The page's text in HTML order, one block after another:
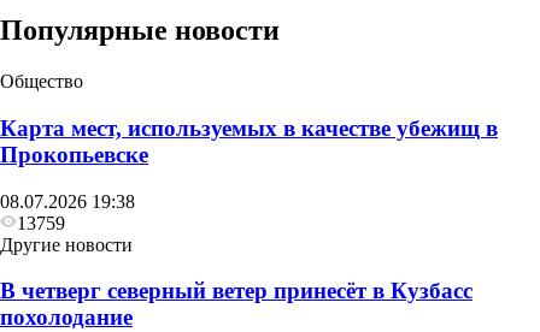
Популярные новости
Общество
Карта мест, используемых в качестве убежищ в
Прокопьевске
08.07.2026 19:38
13759
Другие новости
В четверг северный ветер принесёт в Кузбасс
похолодание